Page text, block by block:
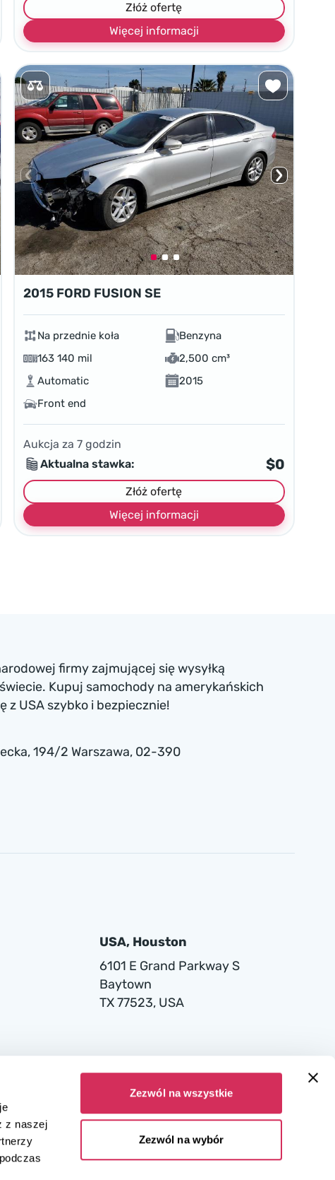
z naszej
Zezwól na wszystkie
Zezwól na wybór
Złóż ofertę
Więcej informacji
2015 FORD FUSION SE
Na przednie koła
Benzyna
163 140 mil
2,500 cm³
Automatic
2015
Front end
Aukcja za 7godzin
Aktualna stawka:
$0
Złóż ofertę
Więcej informacji
firmy zajmującej się wysyłką
Kupuj samochody na amerykańskich
USA szybko i bezpiecznie!
, 194/2 Warszawa, 02-390
USA, Houston
6101 E Grand Parkway S
Baytown
TX 77523, USA